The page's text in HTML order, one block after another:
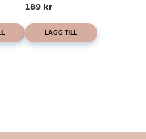
189 kr
LÄGG TILL